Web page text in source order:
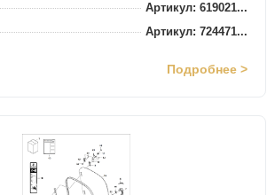
Артикул: 619021...
Артикул: 724471...
Подробнее >